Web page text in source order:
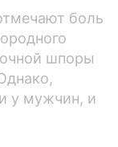
боль
шпоры
у мужчин, и